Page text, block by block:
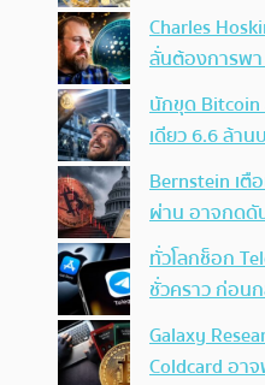
Charles
ลั่นต้องการพา
นักขุด
เดียว 6.6 ล้า
Bernstein เตื
ผ่าน อาจกดดั
ทั่วโลกช็อก
ชั่วคราว ก่อน
Galaxy
Coldcard อา